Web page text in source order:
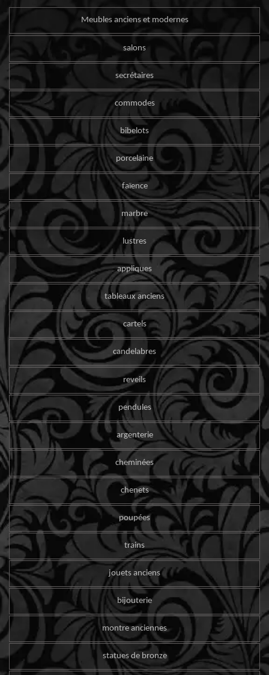
Meubles anciens et modernes
salons
secrétaires
commodes
bibelots
porcelaine
faïence
marbre
lustres
appliques
tableaux anciens
cartels
candelabres
reveils
pendules
argenterie
cheminées
chenets
poupées
trains
jouets anciens
bijouterie
montre anciennes
statues de bronze